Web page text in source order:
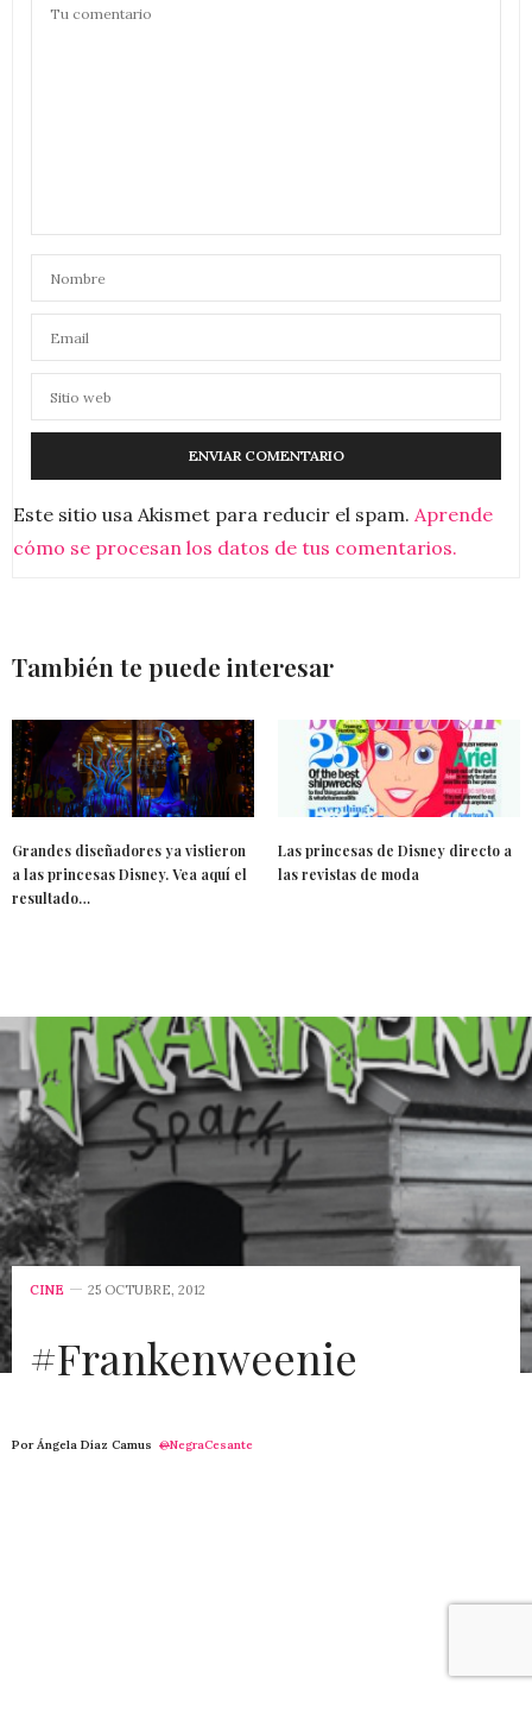
Este sitio usa Akismet para reducir el spam. Aprende
cómo se procesan los datos de tus comentarios.
También te puede interesar
Grandes diseñadores ya vistieron
a las princesas Disney. Vea aquí el
resultado…
Las princesas de Disney directo a
las revistas de moda
CINE 25 OCTUBRE, 2012
#Frankenweenie
Por Ángela Díaz Camus @NegraCesante